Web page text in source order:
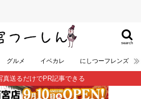
search
グルメ イベカレ にしつーフレンズ
真送るだけでPR記事できる